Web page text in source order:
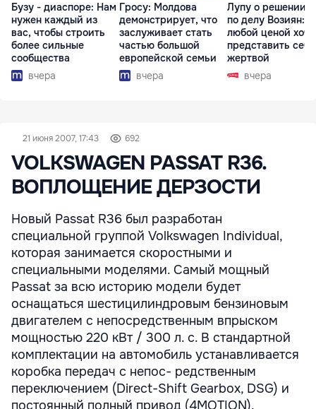
Бузу - диаспоре: Нам
нужен каждый из
вас, чтобы строить
более сильные
сообщества
вчера
Гросу: Молдова
демонстрирует, что
заслуживает стать
частью большой
европейской семьи
вчера
Лупу о решении
по делу Возиян:
любой ценой
представить себя
жертвой
вчера
21 июня 2007, 17:43 692
VOLKSWAGEN PASSAT R36.
ВОПЛОЩЕНИЕ ДЕРЗОСТИ
Новый Passat R36 был разработан
специальной группой Volkswagen Individual,
которая занимается скоростными и
специальными моделями. Cамый мощный
Passat за всю историю модели будет
оснащаться шестицилиндровым бензиновым
двигателем с непосредственным впрыском
мощностью 220 кВт / 300 л. с. В стандартной
комплектации на автомобиль устанавливается
коробка передач с непос- редственным
переключением (Direct-Shift Gearbox, DSG) и
постоянный полный привод (4MOTION).